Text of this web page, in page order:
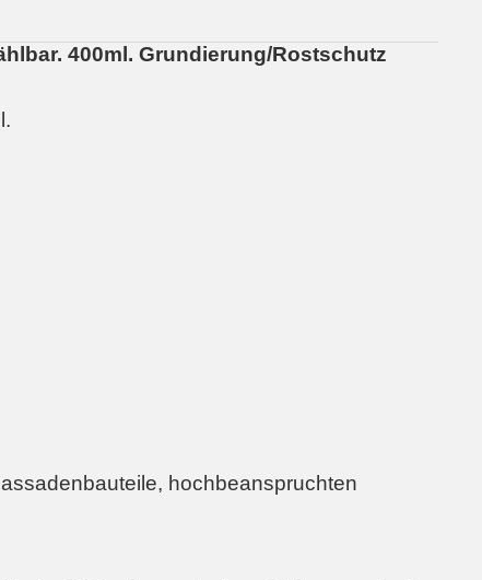
400ml. Grundierung/Rostschutz
hochbeanspruchten